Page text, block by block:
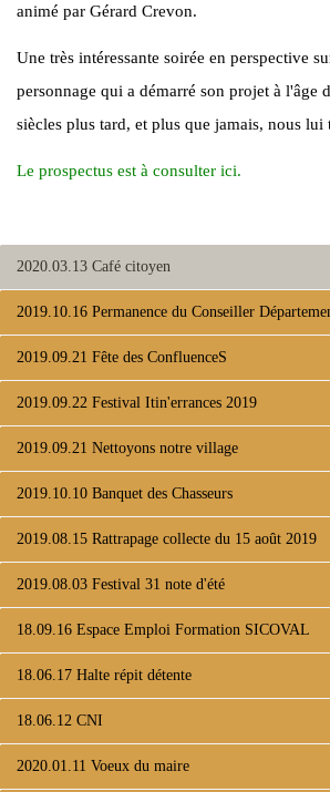
animé par Gérard Crevon.
Une très intéressante soirée en perspective
personnage qui a démarré son projet à l'âge
siècles plus tard, et plus que jamais, nous lui
Le prospectus est à consulter ici.
2020.03.13 Café citoyen
2019.10.16 Permanence du Conseiller
2019.09.21 Fête des ConfluenceS
2019.09.22 Festival Itin'errances 2019
2019.09.21 Nettoyons notre village
2019.10.10 Banquet des Chasseurs
2019.08.15 Rattrapage collecte du 15 août 2019
2019.08.03 Festival 31 note d'été
18.09.16 Espace Emploi Formation SICOVAL
18.06.17 Halte répit détente
18.06.12 CNI
2020.01.11 Voeux du maire